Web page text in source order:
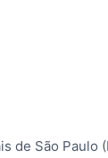
de São Paulo